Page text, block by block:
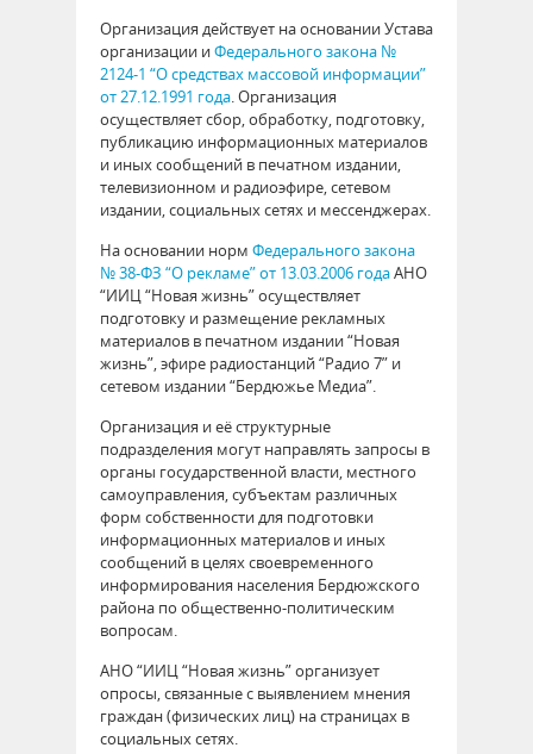
Организация действует на основании Устава
организации иФедерального закона №
2124-1 “О средствах массовой информации”
от 27.12.1991 года. Организация
осуществляет сбор, обработку, подготовку,
публикацию информационных материалов
и иных сообщений в печатном издании,
телевизионном и радиоэфире, сетевом
издании, социальных сетях и мессенджерах.
На основании норм Федерального закона
№ 38-ФЗ “О рекламе” от 13.03.2006 годаАНО
“ИИЦ “Новая жизнь” осуществляет
подготовку и размещение рекламных
материалов в печатном издании “Новая
жизнь”, эфире радиостанций “Радио 7” и
сетевом издании “Бердюжье Медиа”.
Организация и её структурные
подразделения могут направлять запросы в
органы государственной власти, местного
самоуправления, субъектам различных
форм собственности для подготовки
информационных материалов и иных
сообщений в целях своевременного
информирования населения Бердюжского
района по общественно-политическим
вопросам.
АНО “ИИЦ “Новая жизнь” организует
опросы, связанные с выявлением мнения
граждан (физических лиц) на страницах в
социальных сетях.